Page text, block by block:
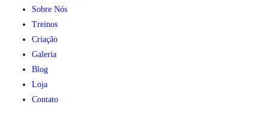
Sobre Nós
Treinos
Criação
Galeria
Blog
Loja
Contato